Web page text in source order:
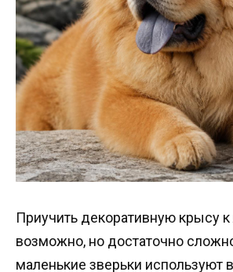
Приучить декоративную крысу к
возможно, но достаточно
маленькие зверьки используют